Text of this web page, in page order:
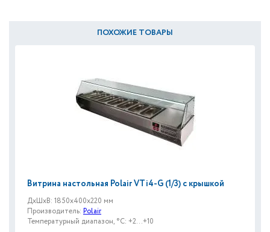
ПОХОЖИЕ ТОВАРЫ
Витрина настольная Polair VTi4-G (1/3) с крышкой
ДxШxВ: 1850x400x220 мм
Производитель: Polair
Температурный диапазон, °C: +2...+10